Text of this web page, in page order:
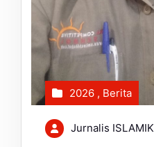
2026 , Berita
Jurnalis ISLAMIK